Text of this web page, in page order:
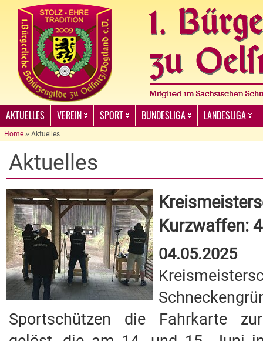
AKTUELLES VEREIN SPORT BUNDESLIGA LANDESLIGA
Home » Aktuelles
Aktuelles
Kurzwaffen:
04.05.2025-
Sportschützen die Fahrkarte